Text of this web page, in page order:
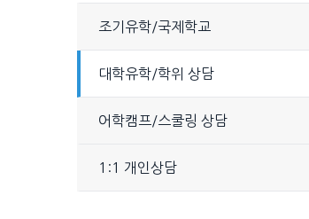
조기유학/국제학교
대학유학/학위 상담
어학캠프/스쿨링 상담
1:1 개인상담